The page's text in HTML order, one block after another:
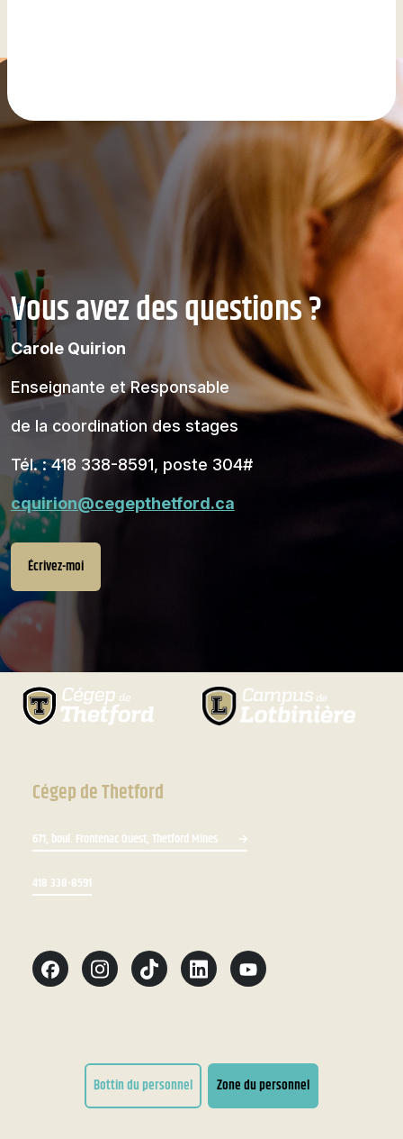
Vous avez des questions ?
Carole Quirion
Enseignante et Responsable
de la coordination des stages
Tél. : 418 338-8591, poste 304#
cquirion@cegepthetford.ca
Écrivez-moi
Cégep de Thetford
671, boul. Frontenac Ouest, Thetford Mines
418 338-8591
Bottin du personnel Zone du personnel